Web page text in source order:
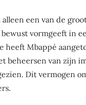
een van de
vormgeeft in
heeft Mbappé
beheersen van zijn
Dit vermogen